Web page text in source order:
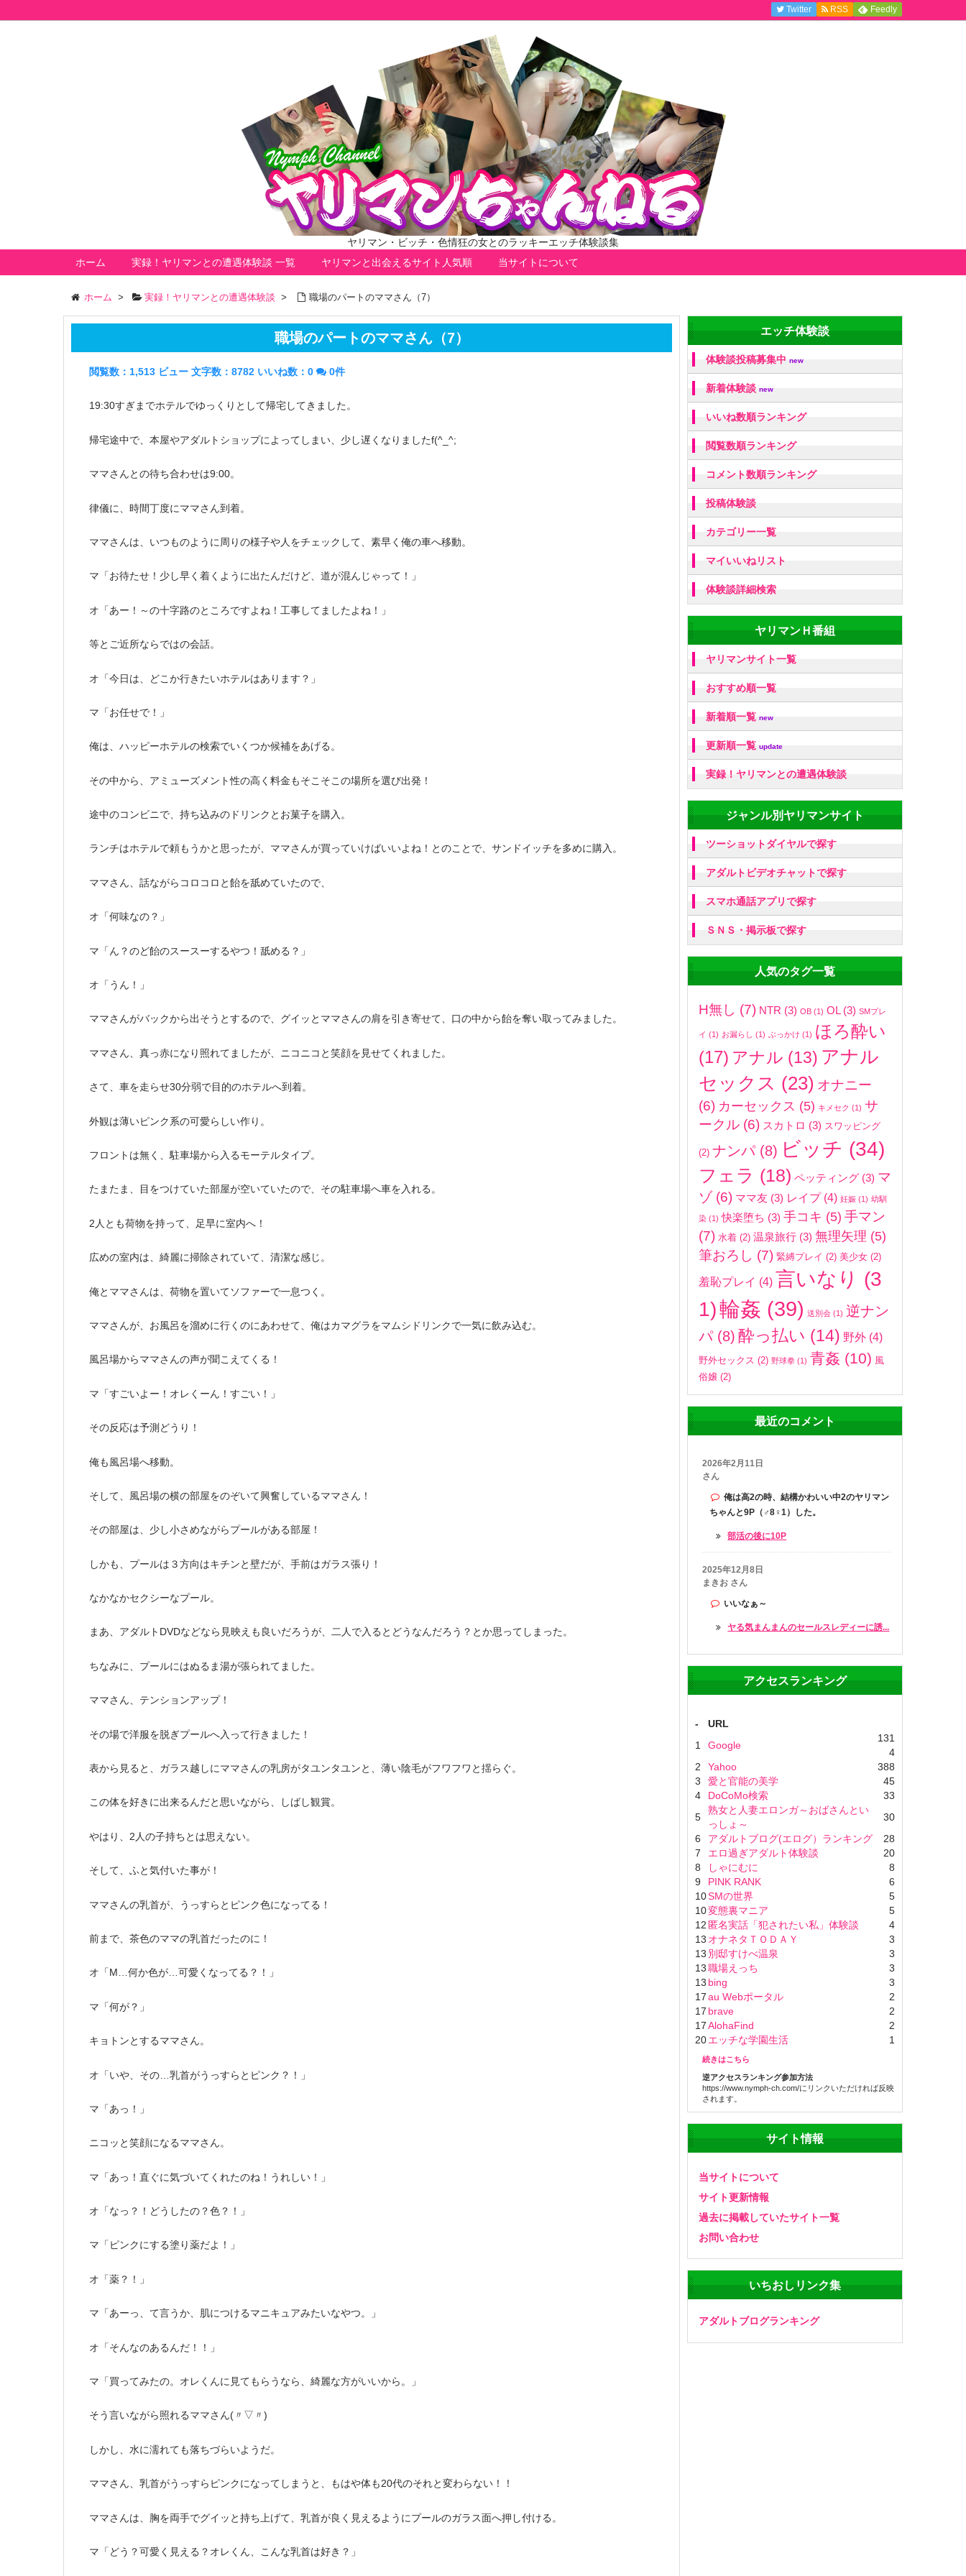
ヤリマン・ビッチ・色情狂の女とのラッキーエッチ体験談集
ホーム
実録！ヤリマンとの遭遇体験談 一覧 ヤリマンと出会えるサイト人気順 当サイトについて
Twitter RSS Feedly
ホーム > 実録！ヤリマンとの遭遇体験談 > 職場のパートのママさん（7）
職場のパートのママさん（7）
閲覧数：1,513 ビュー 文字数：8782 いいね数： 0 0件
19:30すぎまでホテルでゆっくりとして帰宅してきました。
帰宅途中で、本屋やアダルトショップによってしまい、少し遅くなりましたf(^_^;
ママさんとの待ち合わせは9:00。
律儀に、時間丁度にママさん到着。
ママさんは、いつものように周りの様子や人をチェックして、素早く俺の車へ移動。
マ「お待たせ！少し早く着くように出たんだけど、道が混んじゃって！」
オ「あー！～の十字路のところですよね！工事してましたよね！」
等とご近所ならではの会話。
オ「今日は、どこか行きたいホテルはあります？」
マ「お任せで！」
俺は、ハッピーホテルの検索でいくつか候補をあげる。
その中から、アミューズメント性の高く料金もそこそこの場所を選び出発！
途中のコンビニで、持ち込みのドリンクとお菓子を購入。
ランチはホテルで頼もうかと思ったが、ママさんが買っていけばいいよね！とのことで、サンドイッチを多めに購入。
ママさん、話ながらコロコロと飴を舐めていたので、
オ「何味なの？」
マ「ん？のど飴のスースーするやつ！舐める？」
オ「うん！」
ママさんがバックから出そうとするので、グイッとママさんの肩を引き寄せて、口の中から飴を奪い取ってみました。
ママさん、真っ赤になり照れてましたが、ニコニコと笑顔を見せてくれました。
さて、車を走らせ30分弱で目的のホテルへ到着。
外観は薄いピンク系の可愛らしい作り。
フロントは無く、駐車場から入るモーテルタイプ。
たまたま、目をつけていた部屋が空いていたので、その駐車場へ車を入れる。
2人とも荷物を持って、足早に室内へ！
広めの室内は、綺麗に掃除されていて、清潔な感じ。
俺とママさんは、荷物を置いてソファーで一息つく。
ママさんが、お風呂を溜めに行くのにあわせて、俺はカマグラをマムシドリンクで一気に飲み込む。
風呂場からママさんの声が聞こえてくる！
マ「すごいよー！オレくーん！すごい！」
その反応は予測どうり！
俺も風呂場へ移動。
そして、風呂場の横の部屋をのぞいて興奮しているママさん！
その部屋は、少し小さめながらプールがある部屋！
しかも、プールは３方向はキチンと壁だが、手前はガラス張り！
なかなかセクシーなプール。
まあ、アダルトDVDなどなら見映えも良いだろうが、二人で入るとどうなんだろう？とか思ってしまった。
ちなみに、プールにはぬるま湯が張られてました。
ママさん、テンションアップ！
その場で洋服を脱ぎプールへ入って行きました！
表から見ると、ガラス越しにママさんの乳房がタユンタユンと、薄い陰毛がフワフワと揺らぐ。
この体を好きに出来るんだと思いながら、しばし観賞。
やはり、2人の子持ちとは思えない。
そして、ふと気付いた事が！
ママさんの乳首が、うっすらとピンク色になってる！
前まで、茶色のママの乳首だったのに！
オ「M…何か色が…可愛くなってる？！」
マ「何が？」
キョトンとするママさん。
オ「いや、その…乳首がうっすらとピンク？！」
マ「あっ！」
ニコッと笑顔になるママさん。
マ「あっ！直ぐに気づいてくれたのね！うれしい！」
オ「なっ？！どうしたの？色？！」
マ「ピンクにする塗り薬だよ！」
オ「薬？！」
マ「あーっ、て言うか、肌につけるマニキュアみたいなやつ。」
オ「そんなのあるんだ！！」
マ「買ってみたの。オレくんに見てもらうなら、綺麗な方がいいから。」
そう言いながら照れるママさん(〃▽〃)
しかし、水に濡れても落ちづらいようだ。
ママさん、乳首がうっすらピンクになってしまうと、もはや体も20代のそれと変わらない！！
ママさんは、胸を両手でグイッと持ち上げて、乳首が良く見えるようにプールのガラス面へ押し付ける。
マ「どう？可愛く見える？オレくん、こんな乳首は好き？」
エッチ体験談
体験談投稿募集中 new
新着体験談 new
いいね数順ランキング
閲覧数順ランキング
コメント数順ランキング
投稿体験談
カテゴリー一覧
マイいいねリスト
体験談詳細検索
ヤリマンＨ番組
ヤリマンサイト一覧
おすすめ順一覧
新着順一覧 new
更新順一覧 update
実録！ヤリマンとの遭遇体験談
ジャンル別ヤリマンサイト
ツーショットダイヤルで探す
アダルトビデオチャットで探す
スマホ通話アプリで探す
ＳＮＳ・掲示板で探す
人気のタグ一覧
H無し (7) NTR (3) OB (1) OL(3) SMプレ
イ (1) お漏らし (1) ぶっかけ (1) ほろ酔い
(17) アナル (13) アナル
セックス (23) オナニー
(6) カーセックス (5) キメセク (1) サ
ークル (6) スカトロ (3) スワッピング
(2) ナンパ(8) ビッチ (34)
フェラ (18) ペッティング (3) マ
ゾ(6) ママ友 (3) レイプ(4) 妊娠 (1) 幼馴
染 (1) 快楽堕ち (3) 手コキ (5) 手マン
(7) 水着 (2) 温泉旅行 (3) 無理矢理 (5)
筆おろし (7) 緊縛プレイ (2) 美少女 (2)
羞恥プレイ (4) 言いなり (3
1)輪姦 (39) 送別会 (1) 逆ナン
パ(8) 酔っ払い (14) 野外 (4)
野外セックス (2) 野球拳 (1) 青姦 (10) 風
俗嬢 (2)
最近のコメント
2026年2月11日
さん
俺は高2の時、結構かわいい中2のヤリマン
ちゃんと9P（♂8♀1）した。
部活の後に10P
2025年12月8日
まきお さん
いいなぁ～
ヤる気まんまんのセールスレディーに誘...
アクセスランキング
-
URL
1
Google
131
4
2
Yahoo
388
3
愛と官能の美学
45
4
DoCoMo検索
33
5
熟女と人妻エロンガ～おばさんとい
っしょ～
30
6
アダルトブログ(エログ）ランキング
28
7
エロ過ぎアダルト体験談
20
8
しゃにむに
8
9
PINK RANK
6
10SMの世界
5
10変態裏マニア
5
12 匿名実話「犯されたい私」体験談
4
13 オナネタＴＯＤＡＹ
3
13 別邸すけべ温泉
3
13職場えっち
3
13 bing
3
17au Webポータル
2
17 brave
2
17AlohaFind
2
20エッチな学園生活 1
続きはこちら
逆アクセスランキング参加方法
https://www.nymph-ch.com/にリンクいただければ反映
されます。
サイト情報
当サイトについて
サイト更新情報
過去に掲載していたサイト一覧
お問い合わせ
いちおしリンク集
アダルトブログランキング